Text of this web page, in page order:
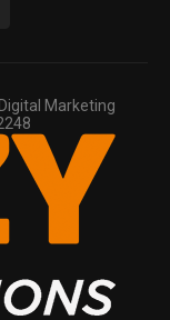
Marketing